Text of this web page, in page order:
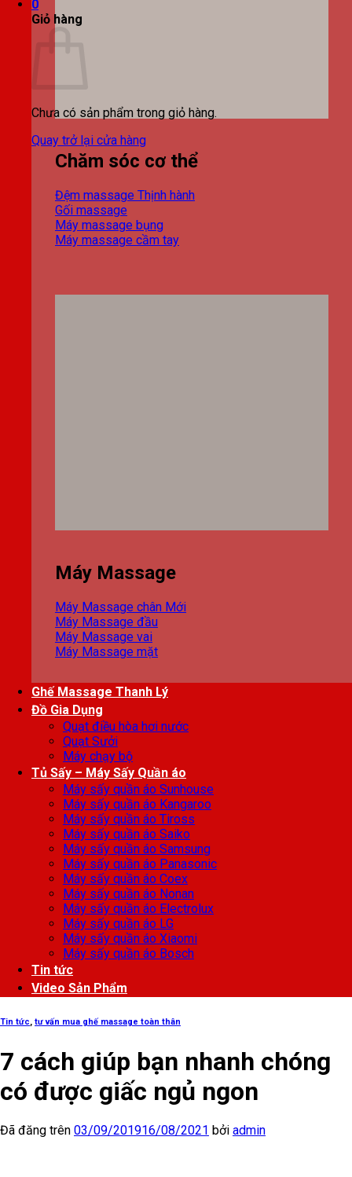
0
Giỏ hàng
Chưa có sản phẩm trong giỏ hàng.
Quay trở lại cửa hàng
Chăm sóc cơ thể
Đệm massage
Gối massage
Máy massage bụng
Máy massage cầm tay
Máy Massage
Máy Massage chân
Máy Massage đầu
Máy Massage vai
Máy Massage mặt
Ghế Massage Thanh Lý
Đồ Gia Dụng
Quạt điều hòa hơi nước
Quạt Sưởi
Máy chạy bộ
Tủ Sấy – Máy Sấy Quần áo
Máy sấy quần áo Sunhouse
Máy sấy quần áo Kangaroo
Máy sấy quần áo Tiross
Máy sấy quần áo Saiko
Máy sấy quần áo Samsung
Máy sấy quần áo Panasonic
Máy sấy quần áo Coex
Máy sấy quần áo Nonan
Máy sấy quần áo Electrolux
Máy sấy quần áo LG
Máy sấy quần áo Xiaomi
Máy sấy quần áo Bosch
Tin tức
Video Sản Phẩm
Tin tức tư vấn mua ghế massage toàn thân
7 cách giúp bạn nhanh chóng
có được giấc ngủ ngon
Đã đăng trên 03/09/201916/08/2021 bởi admin